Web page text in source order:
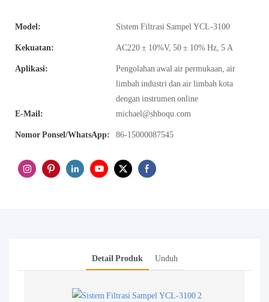
Model: Sistem Filtrasi Sampel YCL-3100
Kekuatan: AC220 ± 10%V, 50 ± 10% Hz, 5 A
Aplikasi:
Pengolahan awal air permukaan, air
limbah industri dan air limbah kota
dengan instrumen online
E-Mail:
michael@shboqu.com
Nomor Ponsel/WhatsApp: 86-15000087545
Detail Produk Unduh